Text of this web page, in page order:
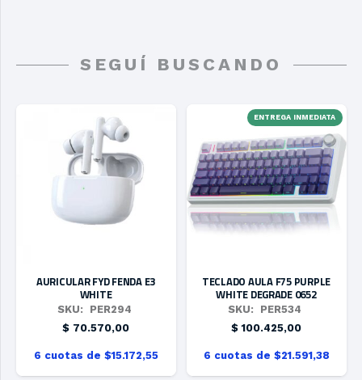
SEGUÍ BUSCANDO
AURICULAR FYD FENDA E3
WHITE
SKU:
PER294
$ 70.570,00
6 cuotas de $15.172,55
ENTREGA INMEDIATA
TECLADO AULA F75 PURPLE
WHITE DEGRADE 0652
SKU:
PER534
$ 100.425,00
6 cuotas de $21.591,38